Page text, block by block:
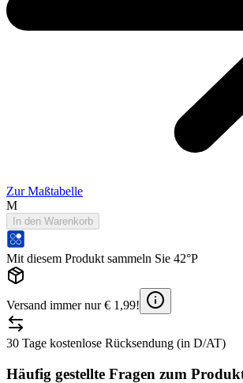
Zur Maßtabelle
M
In den Warenkorb
Mit diesem Produkt sammeln Sie 42°P
Versand immer nur € 1,99!
30 Tage kostenlose Rücksendung (in D/AT)
Häufig gestellte Fragen zum